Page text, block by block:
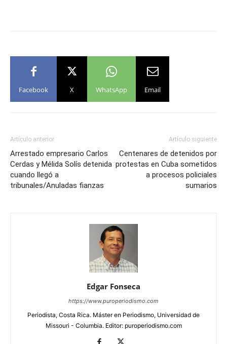
Facebook X WhatsApp Email
Artículo anterior
Arrestado empresario Carlos
Cerdas y Mélida Solís detenida
cuando llegó a
tribunales/Anuladas fianzas
Artículo siguiente
Centenares de detenidos por
protestas en Cuba sometidos
a procesos policiales
sumarios
Edgar Fonseca
https://www.puroperiodismo.com
Periodista, Costa Rica. Máster en Periodismo, Universidad de
Missouri - Columbia. Editor: puroperiodismo.com